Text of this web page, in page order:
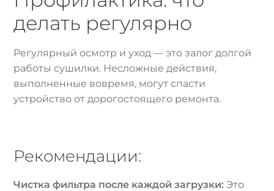
делать регулярно
Регулярный осмотр и уход — это залог долгой
работы сушилки. Несложные действия,
выполненные вовремя, могут спасти
устройство от дорогостоящего ремонта.
Рекомендации:
Чистка фильтра после каждой загрузки: Это